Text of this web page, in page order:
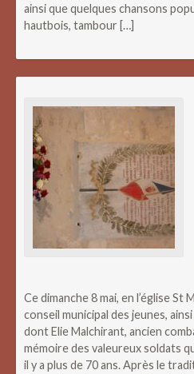
ainsi que quelques chansons
hautbois, tambour […]
Ce dimanche 8 mai, en l’église St
conseil municipal des jeunes,
dont Elie Malchirant, ancien
mémoire des valeureux soldats
il y a plus de 70 ans. Après le